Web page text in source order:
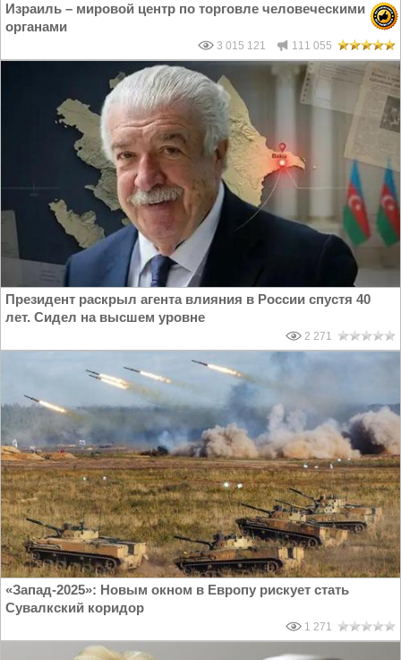
Израиль – мировой центр по торговле человеческими
органами
3 015 121 111 055
Президент раскрыл агента влияния в России спустя 40
лет. Сидел на высшем уровне
2 271
«Запад-2025»: Новым окном в Европу рискует стать
Сувалкский коридор
1 271